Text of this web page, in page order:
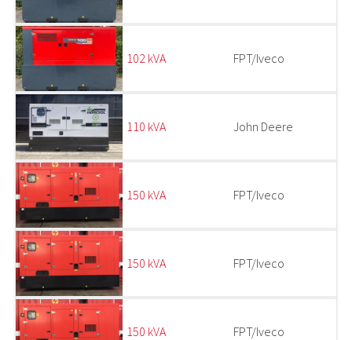
102 kVA FPT/Iveco
110 kVA John Deere
150 kVA FPT/Iveco
150 kVA FPT/Iveco
150 kVA FPT/Iveco